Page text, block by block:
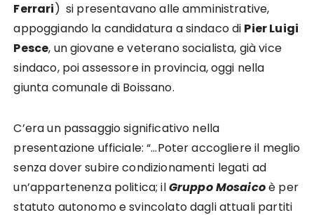
Ferrari) si presentavano alle amministrative,
appoggiando la candidatura a sindaco di Pier Luigi
Pesce, un giovane e veterano socialista, già vice
sindaco, poi assessore in provincia, oggi nella
giunta comunale di Boissano.
C’era un passaggio significativo nella
presentazione ufficiale: “…Poter accogliere il meglio
senza dover subire condizionamenti legati ad
un’appartenenza politica; ilGruppo Mosaicoè per
statuto autonomo e svincolato dagli attuali partiti